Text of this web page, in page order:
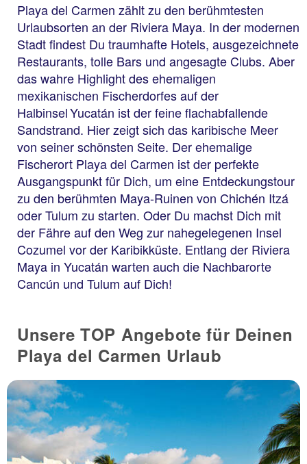
Playa del Carmen zählt zu den berühmtesten
Urlaubsorten an der Riviera Maya. In der modernen
Stadt findest Du traumhafte Hotels, ausgezeichnete
Restaurants, tolle Bars und angesagte Clubs. Aber
das wahre Highlight des ehemaligen
mexikanischen Fischerdorfes auf der
Halbinsel Yucatán ist der feine flachabfallende
Sandstrand. Hier zeigt sich das karibische Meer
von seiner schönsten Seite. Der ehemalige
Fischerort Playa del Carmen ist der perfekte
Ausgangspunkt für Dich, um eine Entdeckungstour
zu den berühmten Maya-Ruinen von Chichén Itzá
oder Tulum zu starten. Oder Du machst Dich mit
der Fähre auf den Weg zur nahegelegenen Insel
Cozumel vor der Karibikküste. Entlang der Riviera
Maya in Yucatán warten auch die Nachbarorte
Cancún und Tulum auf Dich!
Unsere TOP Angebote für Deinen
Playa del Carmen Urlaub